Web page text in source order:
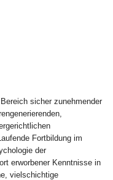
sicher zunehmender
Fortbildung im
der
erworbener Kenntnisse in
vielschichtige